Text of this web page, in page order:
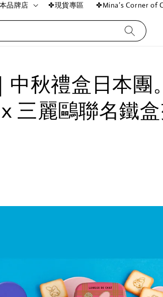
品牌店 ✤現貨專區 ✤Mina’s Corner of
中秋禮盒日本團
三麗鷗聯名鐵